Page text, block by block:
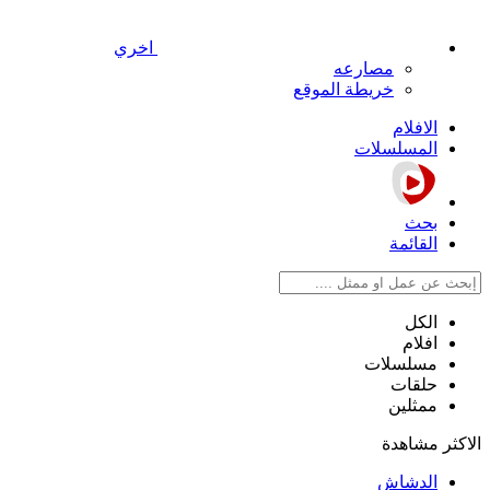
اخري
مصارعه
خريطة الموقع
الافلام
المسلسلات
بحث
القائمة
الكل
افلام
مسلسلات
حلقات
ممثلين
الاكثر مشاهدة
الدشاش